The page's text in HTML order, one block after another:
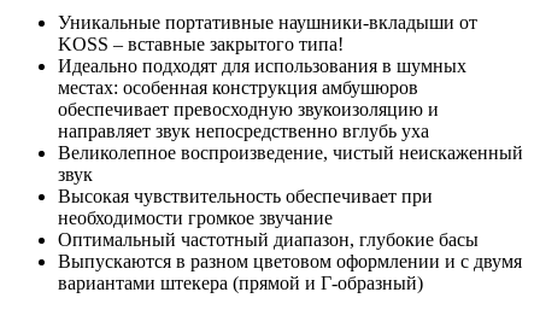
Уникальные портативные наушники-вкладыши от
KOSS – вставные закрытого типа!
Идеально подходят для использования в шумных
местах: особенная конструкция амбушюров
обеспечивает превосходную звукоизоляцию и
направляет звук непосредственно вглубь уха
Великолепное воспроизведение, чистый неискаженный
звук
Высокая чувствительность обеспечивает при
необходимости громкое звучание
Оптимальный частотный диапазон, глубокие басы
Выпускаются в разном цветовом оформлении и с двумя
вариантами штекера (прямой и Г-образный)